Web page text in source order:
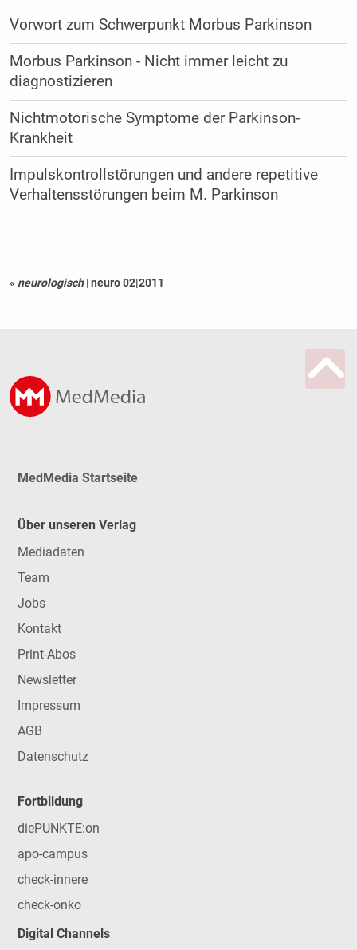
Vorwort zum Schwerpunkt Morbus Parkinson
Morbus Parkinson - Nicht immer leicht zu
diagnostizieren
Nichtmotorische Symptome der Parkinson-
Krankheit
Impulskontrollstörungen und andere repetitive
Verhaltensstörungen beim M. Parkinson
« neurologisch |neuro 02|2011
MedMedia Startseite
Über unseren Verlag
Mediadaten
Team
Jobs
Kontakt
Print-Abos
Newsletter
Impressum
AGB
Datenschutz
Fortbildung
diePUNKTE:on
apo-campus
check-innere
check-onko
Digital Channels